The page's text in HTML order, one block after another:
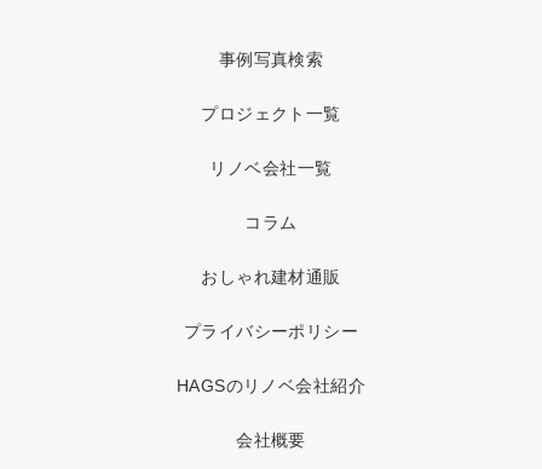
事例写真検索
プロジェクト一覧
リノベ会社一覧
コラム
おしゃれ建材通販
プライバシーポリシー
HAGSのリノベ会社紹介
会社概要